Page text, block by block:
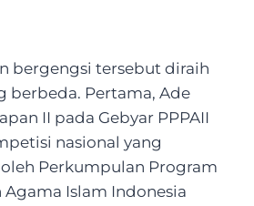
bergengsi tersebut diraih
berbeda. Pertama, Ade
II pada Gebyar PPPAII
nasional yang
Perkumpulan Program
Islam Indonesia